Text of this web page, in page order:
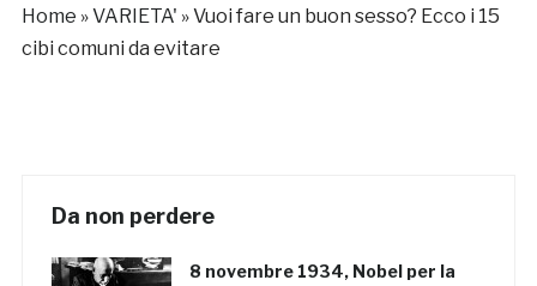
Home »VARIETA' »Vuoi fare un buon sesso? Ecco i 15
cibi comuni da evitare
Da non perdere
8 novembre 1934, Nobel per la